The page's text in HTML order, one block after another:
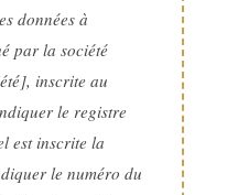
données à
par la société
inscrite au
le registre
est inscrite la
le numéro du